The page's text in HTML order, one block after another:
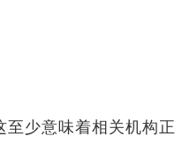
至少意味着相关机构正